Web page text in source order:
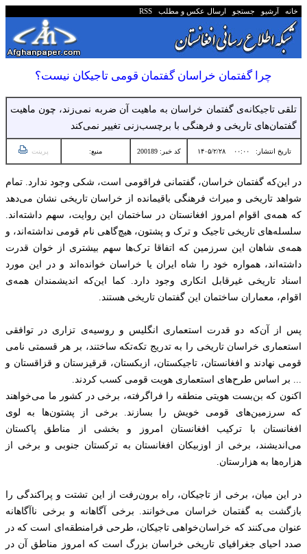
خانه آرشیو جستجو ارسال عکس و مطلب RSS
چرا گفتمان خراسان گفتمان قومی تاجیکان نیست؟
تلقی تاجیکانه‌ی گفتمان خراسان به ماهیت آن ضربه نمی‌زند، چون ماهیت
گفتمان‌های تاریخی و فرهنگی با برچسب‌زنی تغییر نمی‌کند
تاریخ انتشار: ۰۰:۰۰ ۱۴۰۵/۲/۲۸ کد خبر: 200189 منبع: پرینت
در این‌که گفتمان خراسان، گفتمانی فراقومی است، شکی وجود ندارد. تمام
شواهد تاریخی و میراث فرهنگی باقیمانده از خراسان تاریخی نشان می‌دهد
که همه‌ی اقوام امروز افغانستان در ساختمان این روایت، سهم داشته‌اند.
سلسله‌های تاریخی تاجیک و ترک و پشتون، هیچ‌گاهی نام قومی نداشته‌اند، و
همه‌‌ی شاهان این سرزمین که اتفاقا ترک‌ها سهم بیشتری از خوان قدرت
داشته‌اند، همواره خود را شاه ایران یا خراسان خوانده‌اند و در این مورد
اسناد تاریخی غیرقابل انکاری وجود دارد. کما این‌که اندیشمندان همه‌ی
اقوام، معماران ساختمان این گفتمان تاریخی هستند.
پس از آن‌که دو قدرت استعماری انگلیس و روسیه‌ی تزاری در توافقی
استعماری خراسان تاریخی را به تدریج تکه‌تکه ساختند، بر هر قسمتی نامی
قومی نهادند و افغانستان، تاجیکستان، ازبکستان، قرقیزستان و قزاقستان و
... بر اساس طرح‌های استعماری هویت قومی کسب کردند.‌
اکنون که بن‌بست هویتی منطقه را فراگرفته، برخی در کشور ما می‌خواهند
که سرزمین‌های قومی خویش را بسازند. برخی از پشتون‌ها به لوی
افغانستان با ترکیب افغانستان امروز و بخشی از مناطق پاکستان
می‌اندیشند، برخی از اوزبیکان افغانستان به ترکستان جنوبی و برخی از
هزاره‌ها به هزارستان.
در این میان، برخی از تاجیکان، راه برون‌رفت از این تشتت و پراکندگی را
بازگشت به گفتمان خراسان می‌خوانند. برخی آگاهانه و برخی ناآگاهانه
عنوان می‌کنند که خراسان‌خواهی تاجیکان، طرحی فرامنطقه‌ای است که در
صدد احیای جغرافیای تاریخی خراسان بزرگ است که امروز مناطق آن در